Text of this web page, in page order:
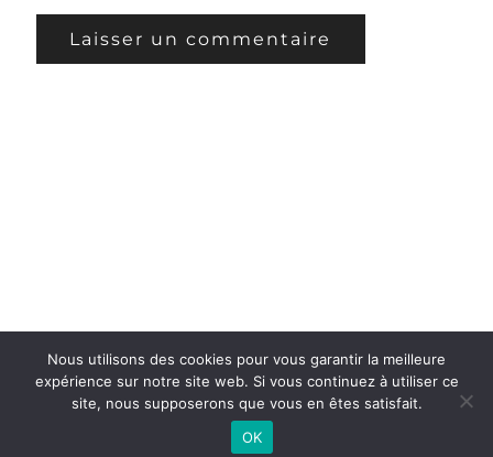
Copyright ©EXECUTIVE pour Industriel Photographe
sur la base d'un thème WP Photography by
Mentions légales
Nous utilisons des cookies pour vous garantir la meilleure
expérience sur notre site web. Si vous continuez à utiliser ce
site, nous supposerons que vous en êtes satisfait.
OK